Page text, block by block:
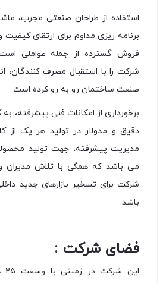
استفاده از طراحان صنعتی مجرب،
برنامه ریزی مداوم برای ارتقای
فروش گسترده از جمله عواملی
شرکت را با استقبال مصرف کنندگان،
صنعت ساختمان رو به رو کرده است.
برخورداری از امکانات فنی پیشرفته،
دقیق و مدولار در تولید هر یک از
مدیریت پیشرفته، جهت تولید
می باشد که همگی با تلاش مدیران و
شرکت برای تسخیر بازارهای جدید
باشد.
فضای شرکت :